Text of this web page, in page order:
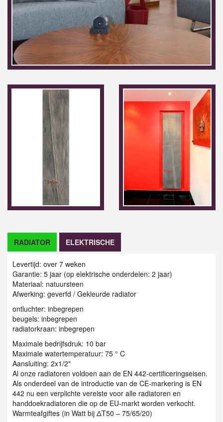
RADIATOR ELEKTRISCHE
Levertijd: over 7 weken
Garantie: 5 jaar (op elektrische onderdelen: 2 jaar)
Materiaal: natuursteen
Afwerking: geverfd / Gekleurde radiator
ontluchter: inbegrepen
beugels: inbegrepen
radiatorkraan: inbegrepen
Maximale bedrijfsdruk: 10 bar
Maximale watertemperatuur: 75 ° C
Aansluiting: 2x1/2"
Al onze radiatoren voldoen aan de EN 442-certificeringseisen.
Als onderdeel van de introductie van de CE-markering is EN
442 nu een verplichte vereiste voor alle radiatoren en
handdoekradiatoren die op de EU-markt worden verkocht.
Warmteafgiftes (in Watt bij ΔT50 – 75/65/20)